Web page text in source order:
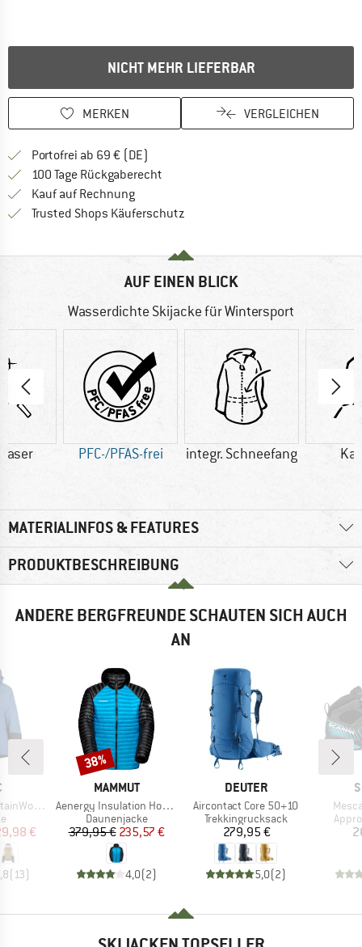
NICHT MEHR LIEFERBAR
MERKEN VERGLEICHEN
Portofrei ab 69 € (DE)
100 Tage Rückgaberecht
Kauf auf RechnungFinde die Zahlungs-Infos hier! Öffnet
Trusted Shops Käuferschutz
AUF EINEN BLICK
Wasserdichte Skijacke für Wintersport
PFC-/PFAS-frei integr. Schneefang
MATERIALINFOS & FEATURES
PRODUKTBESCHREIBUNG
ANDERE BERGFREUNDE SCHAUTEN SICH AUCH
AN
III Ski Jacket
Preis
€
(13)
MARKE
MAMMUT
Artikel
Aenergy Insulation Hooded Jacket
Produktgruppe
Daunenjacke
Preis
379,95 €reduzierter Preis
235,57 €
4,0(2)
Rabatt
38%
MARKE
DEUTER
Artikel
Aircontact Core 50+10
Produktgruppe
Trekkingrucksack
Preis
279,95 €
5,0(2)
Artikel